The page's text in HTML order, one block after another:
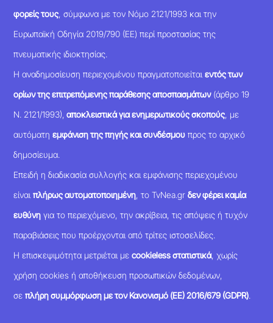
φορείς τους , σύμφωνα με τον Νόμο 2121/1993 και την
Ευρωπαϊκή Οδηγία 2019/790 (ΕΕ) περί προστασίας της
πνευματικής ιδιοκτησίας.
Η αναδημοσίευση περιεχομένου πραγματοποιείταιεντός των
ορίων της επιτρεπόμενης παράθεσης αποσπασμάτων(άρθρο 19
Ν. 2121/1993), αποκλειστικά για ενημερωτικούς σκοπούς , με
αυτόματηεμφάνιση της πηγής και συνδέσμου προς το αρχικό
δημοσίευμα.
Επειδή η διαδικασία συλλογής και εμφάνισης περιεχομένου
είναιπλήρως αυτοματοποιημένη , το TvNea.grδεν φέρει καμία
ευθύνη για το περιεχόμενο, την ακρίβεια, τις απόψεις ή τυχόν
παραβιάσεις που προέρχονται από τρίτες ιστοσελίδες.
Η επισκεψιμότητα μετριέται μεcookieless στατιστικά, χωρίς
χρήση cookies ή αποθήκευση προσωπικών δεδομένων,
σεπλήρη συμμόρφωση με τον Κανονισμό (ΕΕ) 2016/679 (GDPR).